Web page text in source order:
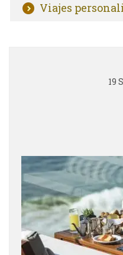
Viajes
19